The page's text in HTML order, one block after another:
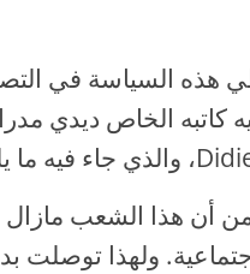
هذه السياسة في
كاتبه الخاص ديدي
أن هذا الشعب مازال
ولهذا توصلت